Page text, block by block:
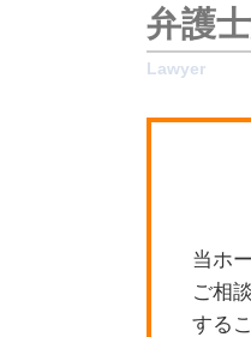
相続
遺産
限定
遺留
遺留
新宿区
目黒区
新宿区
新宿
新宿
世田
弁護
当ホ
ご相
する